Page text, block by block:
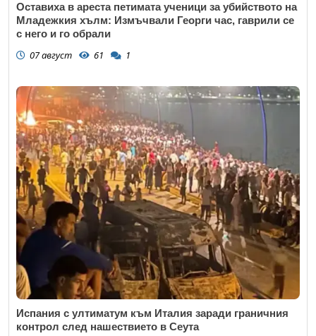
Оставиха в ареста петимата ученици за убийството на
Младежкия хълм: Измъчвали Георги час, гаврили се
с него и го обрали
07 август 61 1
Испания с ултиматум към Италия заради граничния
контрол след нашествието в Сеута